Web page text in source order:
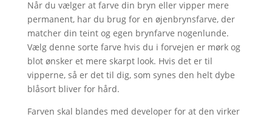
Når du vælger at farve din bryn eller vipper mere
permanent, har du brug for en øjenbrynsfarve, der
matcher din teint og egen brynfarve nogenlunde.
Vælg denne sorte farve hvis du i forvejen er mørk og
blot ønsker et mere skarpt look. Hvis det er til
vipperne, så er det til dig, som synes den helt dybe
blåsort bliver for hård.
Farven skal blandes med developer for at den virker